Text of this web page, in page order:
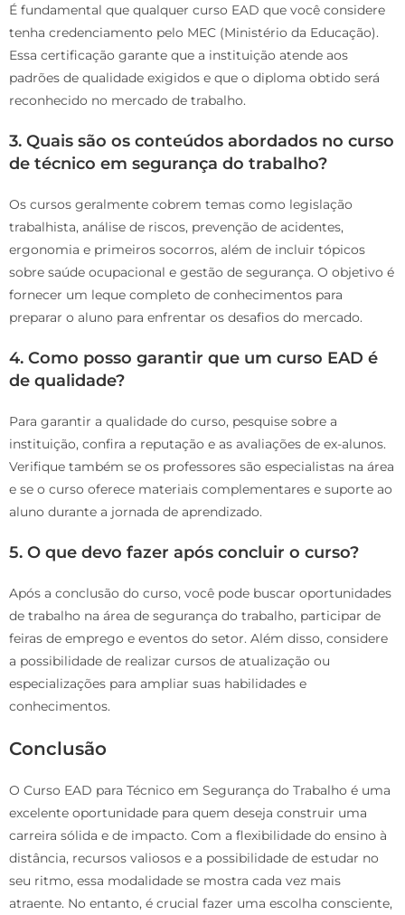
É fundamental que qualquer curso EAD que você considere
tenha credenciamento pelo MEC (Ministério da Educação).
Essa certificação garante que a instituição atende aos
padrões de qualidade exigidos e que o diploma obtido será
reconhecido no mercado de trabalho.
3. Quais são os conteúdos abordados no curso
de técnico em segurança do trabalho?
Os cursos geralmente cobrem temas como legislação
trabalhista, análise de riscos, prevenção de acidentes,
ergonomia e primeiros socorros, além de incluir tópicos
sobre saúde ocupacional e gestão de segurança. O objetivo é
fornecer um leque completo de conhecimentos para
preparar o aluno para enfrentar os desafios do mercado.
4. Como posso garantir que um curso EAD é
de qualidade?
Para garantir a qualidade do curso, pesquise sobre a
instituição, confira a reputação e as avaliações de ex-alunos.
Verifique também se os professores são especialistas na área
e se o curso oferece materiais complementares e suporte ao
aluno durante a jornada de aprendizado.
5. O que devo fazer após concluir o curso?
Após a conclusão do curso, você pode buscar oportunidades
de trabalho na área de segurança do trabalho, participar de
feiras de emprego e eventos do setor. Além disso, considere
a possibilidade de realizar cursos de atualização ou
especializações para ampliar suas habilidades e
conhecimentos.
Conclusão
O Curso EAD para Técnico em Segurança do Trabalho é uma
excelente oportunidade para quem deseja construir uma
carreira sólida e de impacto. Com a flexibilidade do ensino à
distância, recursos valiosos e a possibilidade de estudar no
seu ritmo, essa modalidade se mostra cada vez mais
atraente. No entanto, é crucial fazer uma escolha consciente,